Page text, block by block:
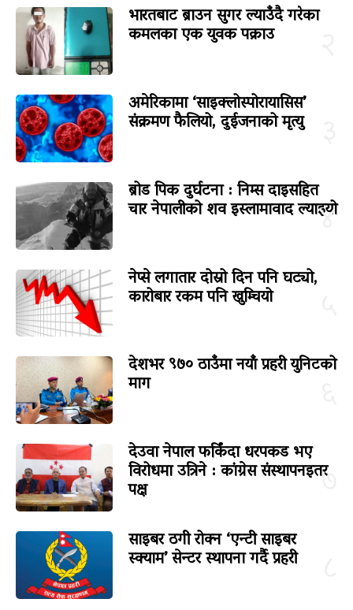
भारतबाट ब्राउन सुगर ल्याउँदै गरेका
कमलका एक युवक पक्राउ
अमेरिकामा ‘साइक्लोस्पोरायासिस’
संक्रमण फैलियो, दुईजनाको मृत्यु
४
ब्रोड पिक दुर्घटना : निम्स दाइसहित
चार नेपालीको शव इस्लामावाद ल्याइयो
नेप्से लगातार दोस्रो दिन पनि घट्यो,
कारोबार रकम पनि खुम्चियो
देशभर ९७० ठाउँमा नयाँ प्रहरी युनिटको
माग
७
देउवा नेपाल फर्किंदा धरपकड भए
विरोधमा उत्रिने : कांग्रेस संस्थापनइतर
पक्ष
साइबर ठगी रोक्न ‘एन्टी साइबर
स्क्याम’ सेन्टर स्थापना गर्दै प्रहरी